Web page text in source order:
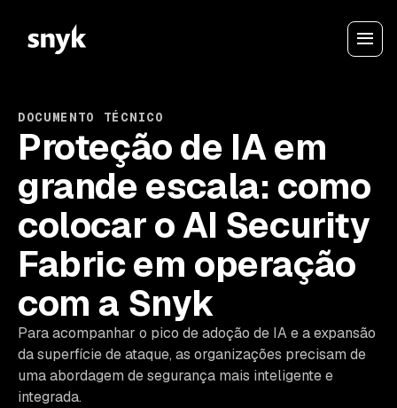
DOCUMENTO TÉCNICO
Proteção de IA em
grande escala: como
colocar o AI Security
Fabric em operação
com a Snyk
Para acompanhar o pico de adoção de IA e a expansão
da superfície de ataque, as organizações precisam de
uma abordagem de segurança mais inteligente e
integrada.